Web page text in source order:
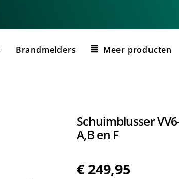
Brandmelders Meer producten
Schuimblusser
A,B en F
€249,95